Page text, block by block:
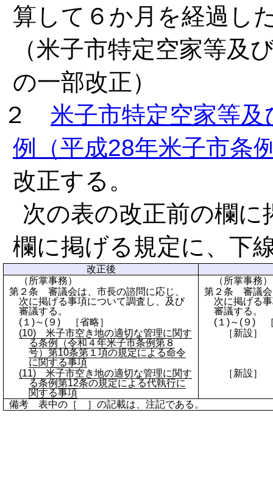
算して６か月を経過し
（米子市特定空家等及
の一部改正）
２ 米子市特定空家等
例（平成28年米子市条
改正する。
次の表の改正前の欄
欄に掲げる規定に、下
改正後
（所掌事務）
（所掌事務）
第２条 審議会は、市長の諮問に応じ、
次に掲げる事項について調査し、及び
審議する。
第２条 審議会
次に掲げる
審議する。
(１)～(９) ［省略］
(１)～(９)
(10) 米子市空き地の適切な管理に関す
る条例（令和４年米子市条例第８
号）第10条第１項の規定による命令
に関する事項
［新設］
(11) 米子市空き地の適切な管理に関す
る条例第12条の規定による代執行に
関する事項
［新設］
備考 表中の［ ］の記載は、注記である。